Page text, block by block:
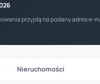
przyjdą na podany adres
Nieruchomości